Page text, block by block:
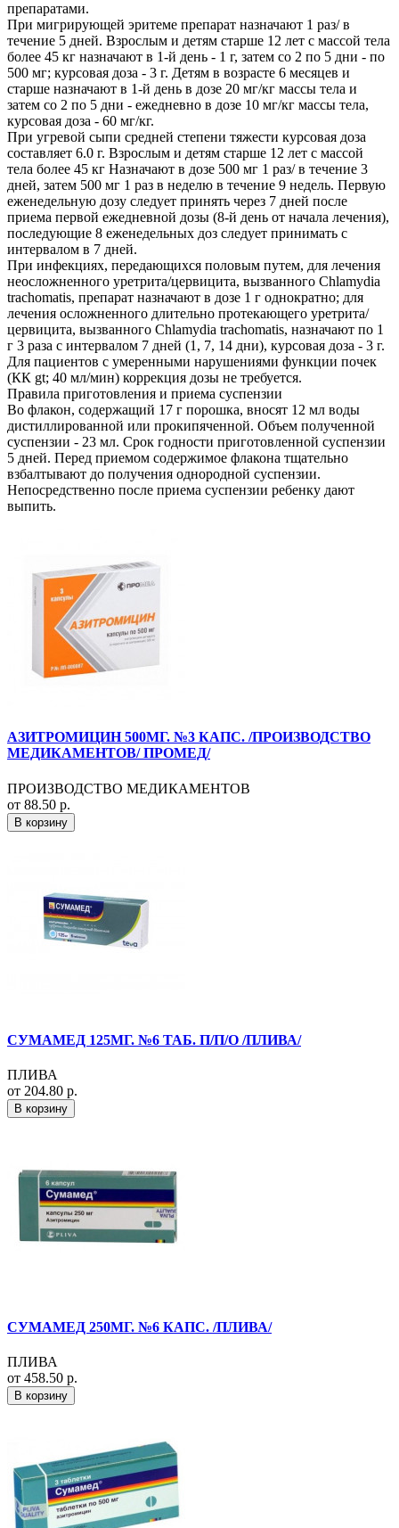
препаратами.
При мигрирующей эритеме препарат назначают 1 раз/ в
течение 5 дней. Взрослым и детям старше 12 лет с массой тела
более 45 кг назначают в 1-й день - 1 г, затем со 2 по 5 дни - по
500 мг; курсовая доза - 3 г. Детям в возрасте 6 месяцев и
старше назначают в 1-й день в дозе 20 мг/кг массы тела и
затем со 2 по 5 дни - ежедневно в дозе 10 мг/кг массы тела,
курсовая доза - 60 мг/кг.
При угревой сыпи средней степени тяжести курсовая доза
составляет 6.0 г. Взрослым и детям старше 12 лет с массой
тела более 45 кг Назначают в дозе 500 мг 1 раз/ в течение 3
дней, затем 500 мг 1 раз в неделю в течение 9 недель. Первую
еженедельную дозу следует принять через 7 дней после
приема первой ежедневной дозы (8-й день от начала лечения),
последующие 8 еженедельных доз следует принимать с
интервалом в 7 дней.
При инфекциях, передающихся половым путем, для лечения
неосложненного уретрита/цервицита, вызванного Chlamydia
trachomatis, препарат назначают в дозе 1 г однократно; для
лечения осложненного длительно протекающего уретрита/
цервицита, вызванного Chlamydia trachomatis, назначают по 1
г 3 раза с интервалом 7 дней (1, 7, 14 дни), курсовая доза - 3 г.
Для пациентов с умеренными нарушениями функции почек
(КК gt; 40 мл/мин) коррекция дозы не требуется.
Правила приготовления и приема суспензии
Во флакон, содержащий 17 г порошка, вносят 12 мл воды
дистиллированной или прокипяченной. Объем полученной
суспензии - 23 мл. Срок годности приготовленной суспензии
5 дней. Перед приемом содержимое флакона тщательно
взбалтывают до получения однородной суспензии.
Непосредственно после приема суспензии ребенку дают
выпить.
АЗИТРОМИЦИН 500МГ. №3 КАПС. /ПРОИЗВОДСТВО
МЕДИКАМЕНТОВ/ ПРОМЕД/
ПРОИЗВОДСТВО МЕДИКАМЕНТОВ
от 88.50 р.
В корзину
СУМАМЕД 125МГ. №6 ТАБ. П/П/О /ПЛИВА/
ПЛИВА
от 204.80 р.
В корзину
СУМАМЕД 250МГ. №6 КАПС. /ПЛИВА/
ПЛИВА
от 458.50 р.
В корзину